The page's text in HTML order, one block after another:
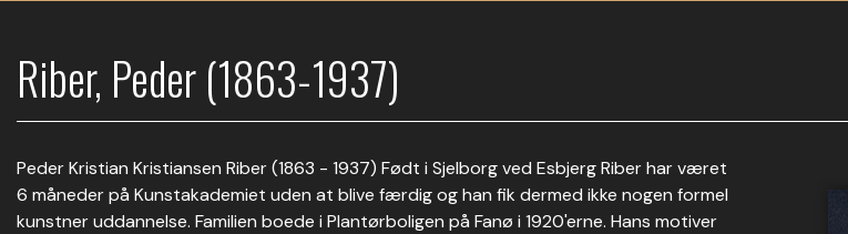
Riber, Peder (1863-1937)
Peder Kristian Kristiansen Riber (1863 - 1937) Født i Sjelborg ved Esbjerg Riber har været
6 måneder på Kunstakademiet uden at blive færdig og han fik dermed ikke nogen formel
kunstner uddannelse. Familien boede i Plantørboligen på Fanø i 1920'erne. Hans motiver